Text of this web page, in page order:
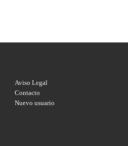
Aviso Legal
Contacto
Nuevo usuario